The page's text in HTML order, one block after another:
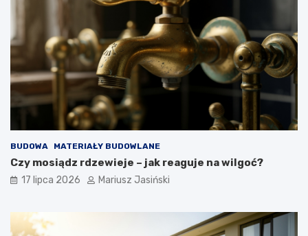
BUDOWA MATERIAŁY BUDOWLANE
Czy mosiądz rdzewieje – jak reaguje na wilgoć?
17 lipca 2026 Mariusz Jasiński